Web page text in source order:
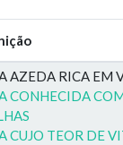
AZEDA RICA EM
CONHECIDA
CUJO TEOR DE